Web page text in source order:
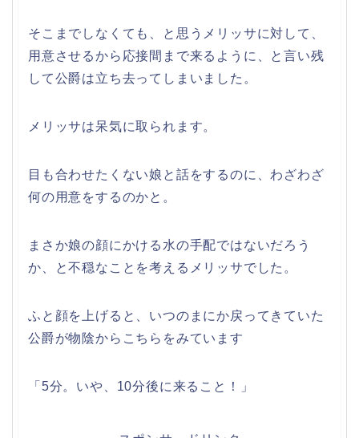
そこまでしなくても、と思うメリッサに対して、
用意させるから応接間まで来るように、と言い残
して公爵は立ち去ってしまいました。
メリッサは呆気に取られます。
目も合わせたくない娘と話をするのに、わざわざ
何の用意をするのかと。
まさか娘の顔にかける水の手配ではないだろう
か、と不穏なことを考えるメリッサでした。
ふと顔を上げると、いつのまにか戻ってきていた
公爵が物陰からこちらをみています
「5分。いや、10分後に来ること！」